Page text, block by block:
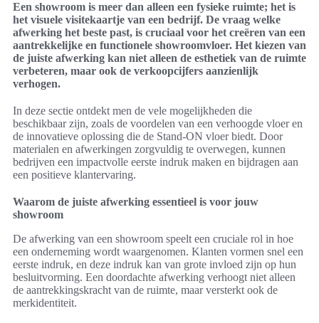
Een showroom is meer dan alleen een fysieke ruimte; het is
het visuele visitekaartje van een bedrijf. De vraag welke
afwerking het beste past, is cruciaal voor het creëren van een
aantrekkelijke en functionele showroomvloer. Het kiezen van
de juiste afwerking kan niet alleen de esthetiek van de ruimte
verbeteren, maar ook de verkoopcijfers aanzienlijk
verhogen.
In deze sectie ontdekt men de vele mogelijkheden die
beschikbaar zijn, zoals de voordelen van een verhoogde vloer en
de innovatieve oplossing die de Stand-ON vloer biedt. Door
materialen en afwerkingen zorgvuldig te overwegen, kunnen
bedrijven een impactvolle eerste indruk maken en bijdragen aan
een positieve klantervaring.
Waarom de juiste afwerking essentieel is voor jouw
showroom
De afwerking van een showroom speelt een cruciale rol in hoe
een onderneming wordt waargenomen. Klanten vormen snel een
eerste indruk, en deze indruk kan van grote invloed zijn op hun
besluitvorming. Een doordachte afwerking verhoogt niet alleen
de aantrekkingskracht van de ruimte, maar versterkt ook de
merkidentiteit.